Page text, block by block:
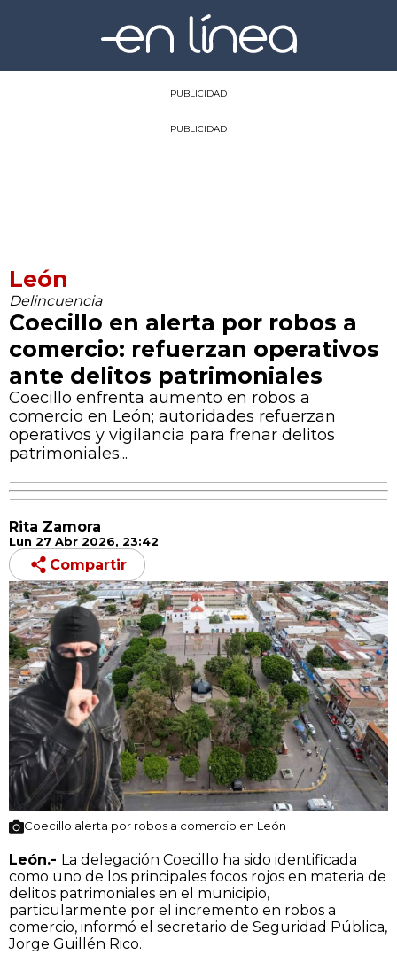
PUBLICIDAD
PUBLICIDAD
León
Delincuencia
Coecillo en alerta por robos a
comercio: refuerzan operativos
ante delitos patrimoniales
Coecillo enfrenta aumento en robos a
comercio en León; autoridades refuerzan
operativos y vigilancia para frenar delitos
patrimoniales...
Rita Zamora
Lun 27 Abr 2026, 23:42
Compartir
Coecillo alerta por robos a comercio en León
León.- La delegación Coecillo ha sido identificada
como uno de los principales focos rojos en materia de
delitos patrimoniales en el municipio,
particularmente por el incremento en robos a
comercio, informó el secretario de Seguridad Pública,
Jorge Guillén Rico.